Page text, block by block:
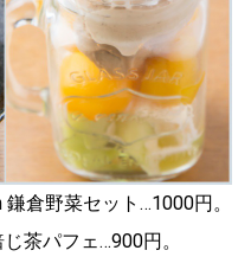
倉野菜セット…1000円。
茶パフェ…900円。